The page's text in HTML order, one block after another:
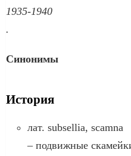
1935-1940
.
Синонимы
История
лат. subsellia, scamna
– подвижныe